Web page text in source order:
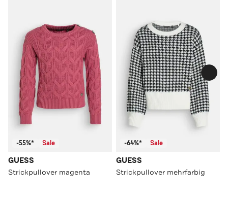
-55%* Sale
GUESS
Strickpullover magenta
-64%* Sale
GUESS
Strickpullover mehrfarbig